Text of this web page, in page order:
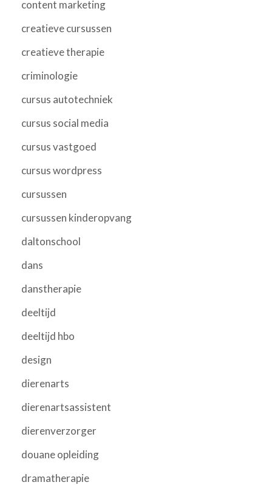
content marketing
creatieve cursussen
creatieve therapie
criminologie
cursus autotechniek
cursus social media
cursus vastgoed
cursus wordpress
cursussen
cursussen kinderopvang
daltonschool
dans
danstherapie
deeltijd
deeltijd hbo
design
dierenarts
dierenartsassistent
dierenverzorger
douane opleiding
dramatherapie